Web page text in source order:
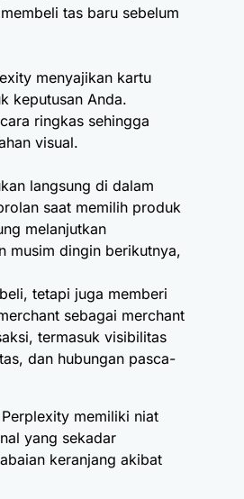
tas baru sebelum
menyajikan kartu
keputusan Anda.
ringkas sehingga
visual.
langsung di dalam
saat memilih produk
melanjutkan
musim dingin berikutnya,
tetapi juga memberi
sebagai merchant
termasuk visibilitas
dan hubungan pasca-
memiliki niat
yang sekadar
keranjang akibat